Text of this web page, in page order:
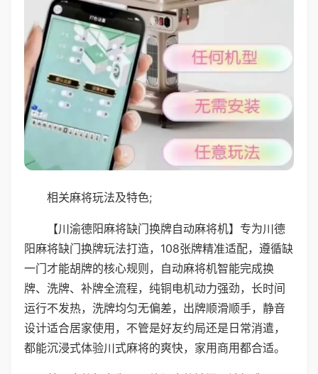
相关麻将玩法及特色;
【川渝德阳麻将缺门换牌自动麻将机】专为川德
阳麻将缺门换牌玩法打造，108张牌精准适配，遵循缺
一门才能胡牌的核心规则，自动麻将机智能完成换
牌、洗牌、补牌全流程，纯铜电机动力强劲，长时间
运行不发热，洗牌均匀无偏差，出牌顺滑顺手，静音
设计适合居家使用，不管是好友约局还是日常消遣，
都能沉浸式体验川式麻将的爽快，家用商用都合适。